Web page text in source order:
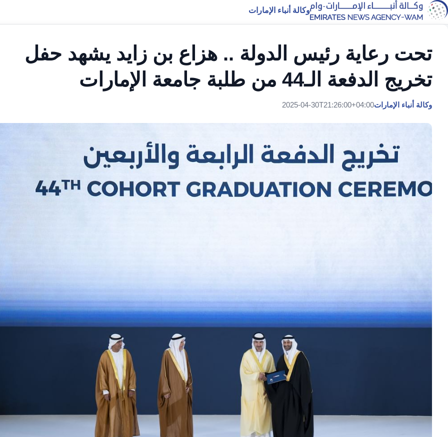
وكالة أنباء الإمارات
تحت رعاية رئيس الدولة .. هزاع بن زايد يشهد حفل
تخريج الدفعة الـ44 من طلبة جامعة الإمارات
وكالة أنباء الإمارات2025-04-30T21:26:00+04:00